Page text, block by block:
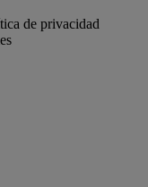
de privacidad